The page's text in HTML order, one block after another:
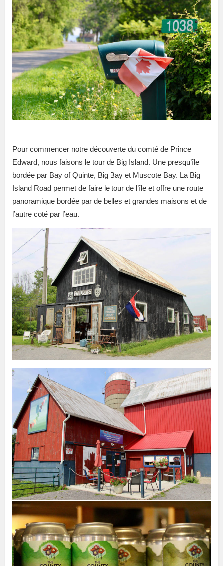
Pour commencer notre découverte du comté de Prince
Edward, nous faisons le tour de Big Island. Une presqu’île
bordée par Bay of Quinte, Big Bay et Muscote Bay. La Big
Island Road permet de faire le tour de l’île et offre une route
panoramique bordée par de belles et grandes maisons et de
l’autre coté par l’eau.